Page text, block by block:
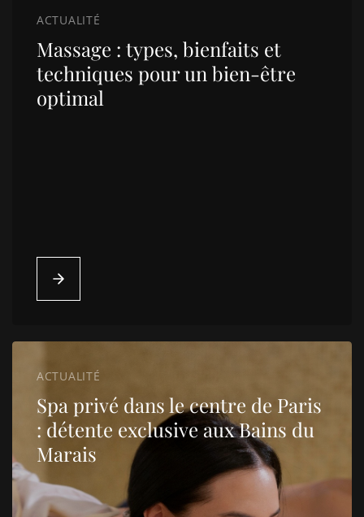
ACTUALITÉ
Massage : types, bienfaits et
techniques pour un bien-être
optimal
ACTUALITÉ
Spa privé dans le centre de Paris
: détente exclusive aux Bains du
Marais